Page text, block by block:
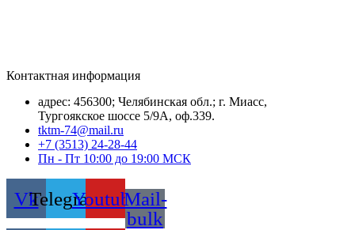
Контактная информация
адрес: 456300; Челябинская обл.; г. Миасс,
Тургоякское шоссе 5/9А, оф.339.
tktm-74@mail.ru
+7 (3513) 24-28-44
Пн - Пт 10:00 до 19:00 МСК
VkTelegramYoutubeMail-
bulk